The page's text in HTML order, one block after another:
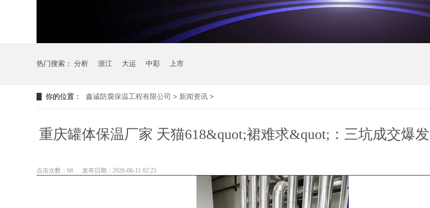
热门搜索： 分析 浙江 大运 中彩 上市
你的位置： 鑫诚防腐保温工程有限公司 > 新闻资讯 >
重庆罐体保温厂家 天猫618&quot;裙难求&quot;：三坑成交爆
点击次数：68 发布日期：2026-06-11 02:25